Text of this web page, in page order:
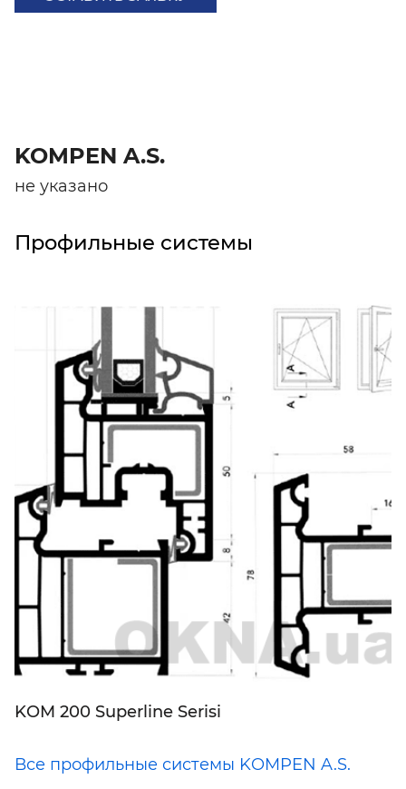
KOMPEN A.S.
не указано
Профильные системы
KOM 200 Superline Serisi
Все профильные системы KOMPEN A.S.